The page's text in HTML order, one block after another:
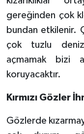
gereğinden çok
bundan etkilenir.
çok tuzlu
açmamak bizi
koruyacaktır.
Kırmızı Gözler
Gözlerde